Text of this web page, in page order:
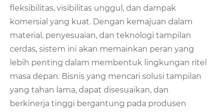
fleksibilitas, visibilitas unggul, dan dampak
komersial yang kuat. Dengan kemajuan dalam
material, penyesuaian, dan teknologi tampilan
cerdas, sistem ini akan memainkan peran yang
lebih penting dalam membentuk lingkungan ritel
masa depan. Bisnis yang mencari solusi tampilan
yang tahan lama, dapat disesuaikan, dan
berkinerja tinggi bergantung pada produsen